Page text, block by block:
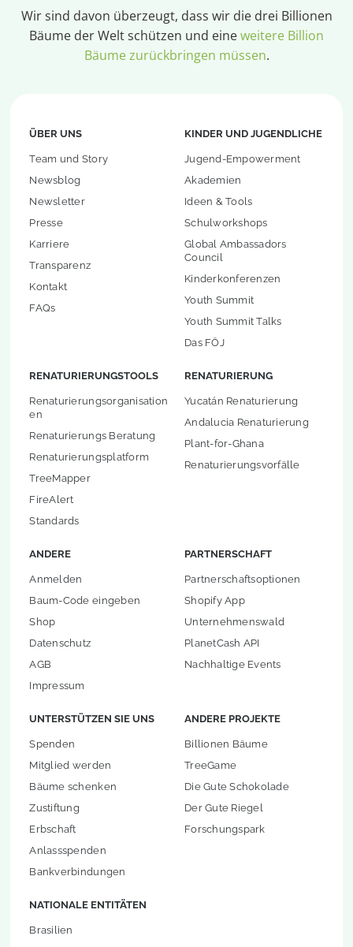
Wir sind davon überzeugt, dass wir die drei Billionen
Bäume der Welt schützen und eineweitere Billion
Bäume zurückbringen müssen.
ÜBER UNS
Team und Story
Newsblog
Newsletter
Presse
Karriere
Transparenz
Kontakt
FAQs
KINDER UND JUGENDLICHE
Jugend-Empowerment
Akademien
Ideen & Tools
Schulworkshops
Global Ambassadors
Council
Kinderkonferenzen
Youth Summit
Youth Summit Talks
Das FÖJ
RENATURIERUNGSTOOLS
Renaturierungsorganisation
en
Renaturierungs Beratung
Renaturierungsplatform
TreeMapper
FireAlert
Standards
RENATURIERUNG
Yucatán Renaturierung
Andalucia Renaturierung
Plant-for-Ghana
Renaturierungsvorfälle
ANDERE
Anmelden
Baum-Code eingeben
Shop
Datenschutz
AGB
Impressum
PARTNERSCHAFT
Partnerschaftsoptionen
Shopify App
Unternehmenswald
PlanetCash API
Nachhaltige Events
UNTERSTÜTZEN SIE UNS
Spenden
Mitglied werden
Bäume schenken
Zustiftung
Erbschaft
Anlassspenden
Bankverbindungen
ANDERE PROJEKTE
Billionen Bäume
TreeGame
Die Gute Schokolade
Der Gute Riegel
Forschungspark
NATIONALE ENTITÄTEN
Brasilien